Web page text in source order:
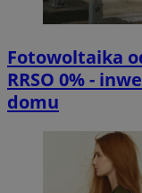
Fotowoltaika
RRSO 0% -
domu